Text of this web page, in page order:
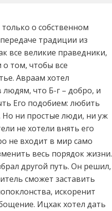
о собственном
традиции из
все великие праведники,
о том, чтобы все
Авраам хотел
что Б-г – добро, и
Его подобием: любить
ни простые люди, ни уж
не хотели внять его
не входит в мир само
весь порядок жизни.
другой путь. Он решил,
сможет заставить
искоренит
Ицхак хотел дать